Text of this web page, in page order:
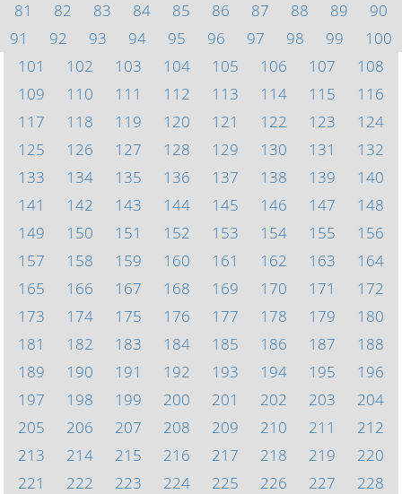
81
82 83 84 85 86 87 88 89
90
91
92 93 94 95 96 97 98 99
100
101
102 103 104 105 106 107
108
109
110 111 112 113 114 115
116
117
118 119 120 121 122 123
124
125
126 127 128 129 130 131
132
133
134 135 136 137 138 139
140
141
142 143 144 145 146 147
148
149
150 151 152 153 154 155
156
157
158 159 160 161 162 163
164
165
166 167 168 169 170 171
172
173
174 175 176 177 178 179
180
181
182 183 184 185 186 187
188
189
190 191 192 193 194 195
196
197
198 199 200 201 202 203
204
205
206 207 208 209 210 211
212
213
214 215 216 217 218 219
220
221
222 223 224 225 226 227
228